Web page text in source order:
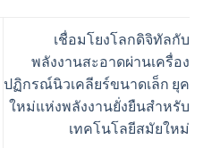
เชื่อมโยงโลกดิจิทัลกับ
พลังงานสะอาดผ่านเครื่อง
ปฏิกรณ์นิวเคลียร์ขนาดเล็ก ยุค
ใหม่แห่งพลังงานยั่งยืนสำหรับ
เทคโนโลยีสมัยใหม่